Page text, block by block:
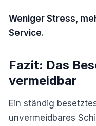
Weniger Stress,
Service.
Fazit: Das
vermeidbar
Ein ständig
unvermeidbares